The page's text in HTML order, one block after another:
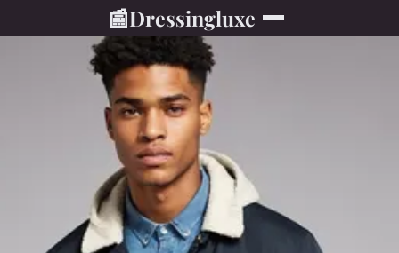
📰Dressingluxe